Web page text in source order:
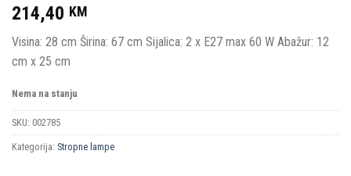
214,40 KM
Visina: 28 cm Širina: 67 cm Sijalica: 2 x E27 max 60 W Abažur: 12
cm x 25 cm
Nema na stanju
SKU: 002785
Kategorija: Stropne lampe